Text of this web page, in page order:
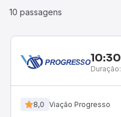
10 passagens
10:30
Duração:
8,0 Viação Progresso